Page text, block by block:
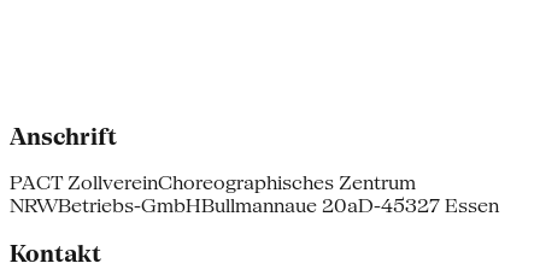
Anschrift
PACT ZollvereinChoreographisches Zentrum
NRWBetriebs-GmbHBullmannaue 20aD-45327 Essen
Kontakt